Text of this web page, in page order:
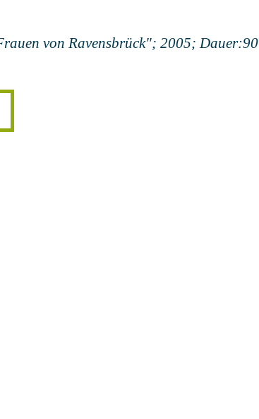
von Ravensbrück"; 2005; Dauer:90